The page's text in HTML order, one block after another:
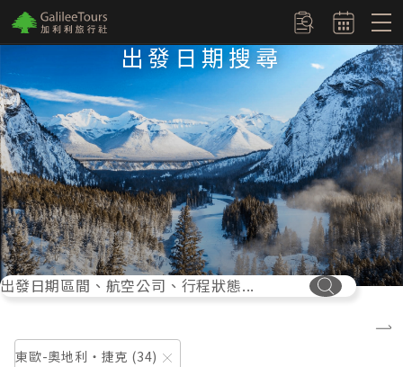
logo 訂單查詢
出發日期搜尋
出發日期區間、航空公司、行程狀態...
搜尋按鈕
東歐-奧地利‧捷克 34